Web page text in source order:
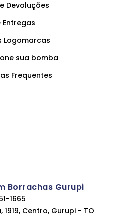
Devoluções
Entregas
Logomarcas
sua bomba
Frequentes
Borrachas Gurupi
1665
1919, Centro, Gurupi - TO